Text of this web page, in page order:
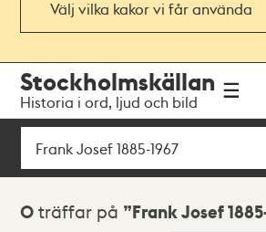
Välj vilka kakor vi får använda
navigationen
huvudinnehållet
Stockholmskällan
Historia i ord, ljud och bild
Sök
Sökresultat
0 träffar på Frank Josef